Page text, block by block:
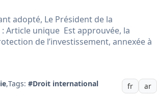
adopté, Le Président de la
Article unique Est approuvée, la
de l’investissement, annexée à
,Tags: #Droit international fr ar